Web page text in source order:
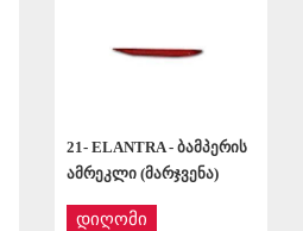
21- ELANTRA - ბამპერის
ამრეკლი (მარჯვენა)
დიღომი